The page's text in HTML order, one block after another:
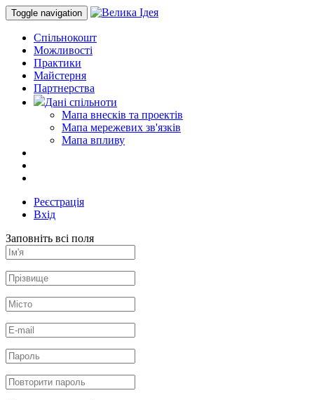
Toggle navigation
Спільнокошт
Можливості
Практики
Майстерня
Партнерства
Дані спільноти
Мапа внесків та проектів
Мапа мережевих зв'язків
Мапа впливу
Реєстрація
Вхід
Заповніть всі поля